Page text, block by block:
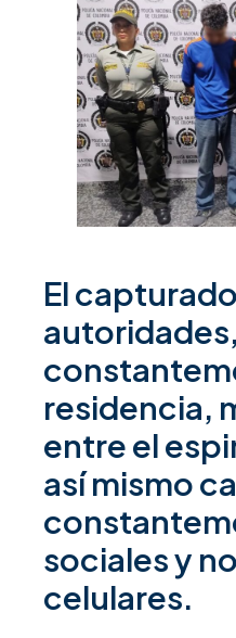
El
residencia,
entre el
así mismo
sociales y
celulares.